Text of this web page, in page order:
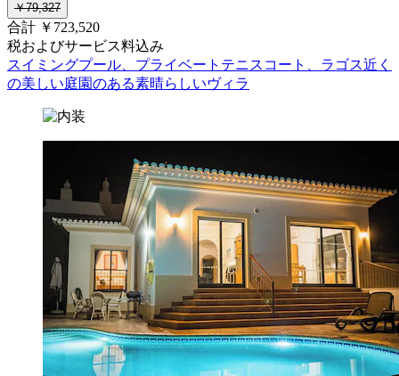
￥79,327
合計 ￥723,520
税およびサービス料込み
スイミングプール、プライベートテニスコート、ラゴス近く
の美しい庭園のある素晴らしいヴィラ